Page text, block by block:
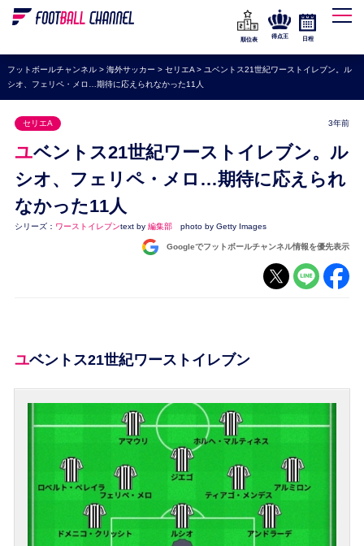
WEリーグ
海外サッカー
プレミアリーグ
セリエA
ブンデスリーガ
UEFA
ナショナルチーム
順位表
得点王 日程
フットボールチャンネル> 海外サッカー > セリエA> ユベントス21世紀ワーストイレブン。ル
シオ、フェリペ・メロ…期待に応えられなかった11人
セリエA 3年前
ユベントス21世紀ワーストイレブン。ル
シオ、フェリペ・メロ…期待に応えられ
なかった11人
シリーズ： ワーストイレブンtext by 編集部 photo by Getty Images
Googleでフットボールチャンネル情報を優先表示
ユベントス21世紀ワーストイレブン